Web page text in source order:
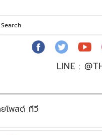
LINE :
ยโพสต์ ทีวี